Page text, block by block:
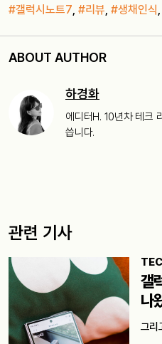
#갤럭시노트7, #리뷰, #생채인식,
ABOUT AUTHOR
하경화
에디터H. 10년차 테크
씁니다.
관련 기사
갤
나
그리